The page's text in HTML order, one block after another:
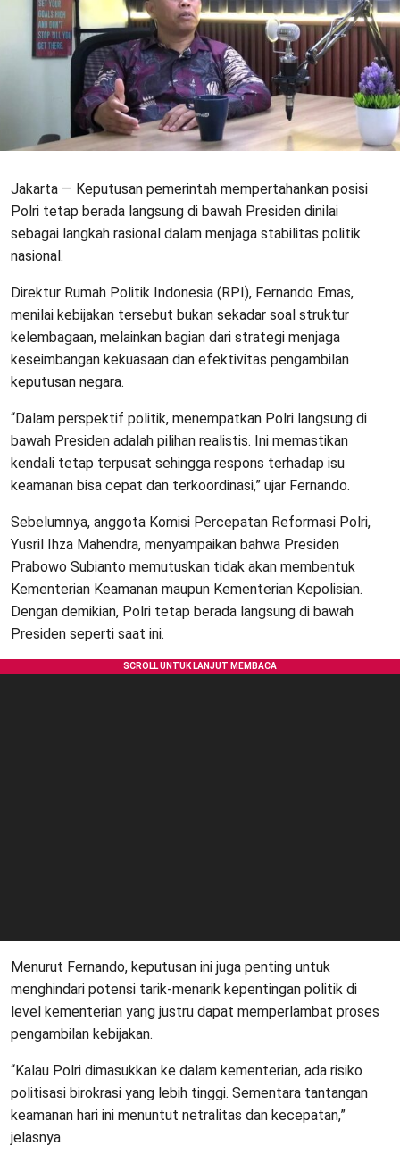
Jakarta — Keputusan pemerintah mempertahankan posisi
Polri tetap berada langsung di bawah Presiden dinilai
sebagai langkah rasional dalam menjaga stabilitas politik
nasional.
Direktur Rumah Politik Indonesia (RPI), Fernando Emas,
menilai kebijakan tersebut bukan sekadar soal struktur
kelembagaan, melainkan bagian dari strategi menjaga
keseimbangan kekuasaan dan efektivitas pengambilan
keputusan negara.
“Dalam perspektif politik, menempatkan Polri langsung di
bawah Presiden adalah pilihan realistis. Ini memastikan
kendali tetap terpusat sehingga respons terhadap isu
keamanan bisa cepat dan terkoordinasi,” ujar Fernando.
Sebelumnya, anggota Komisi Percepatan Reformasi Polri,
Yusril Ihza Mahendra, menyampaikan bahwa Presiden
Prabowo Subianto memutuskan tidak akan membentuk
Kementerian Keamanan maupun Kementerian Kepolisian.
Dengan demikian, Polri tetap berada langsung di bawah
Presiden seperti saat ini.
Menurut Fernando, keputusan ini juga penting untuk
menghindari potensi tarik-menarik kepentingan politik di
level kementerian yang justru dapat memperlambat proses
pengambilan kebijakan.
“Kalau Polri dimasukkan ke dalam kementerian, ada risiko
politisasi birokrasi yang lebih tinggi. Sementara tantangan
keamanan hari ini menuntut netralitas dan kecepatan,”
jelasnya.